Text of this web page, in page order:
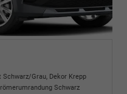
Grau, Dekor Krepp
Schwarz